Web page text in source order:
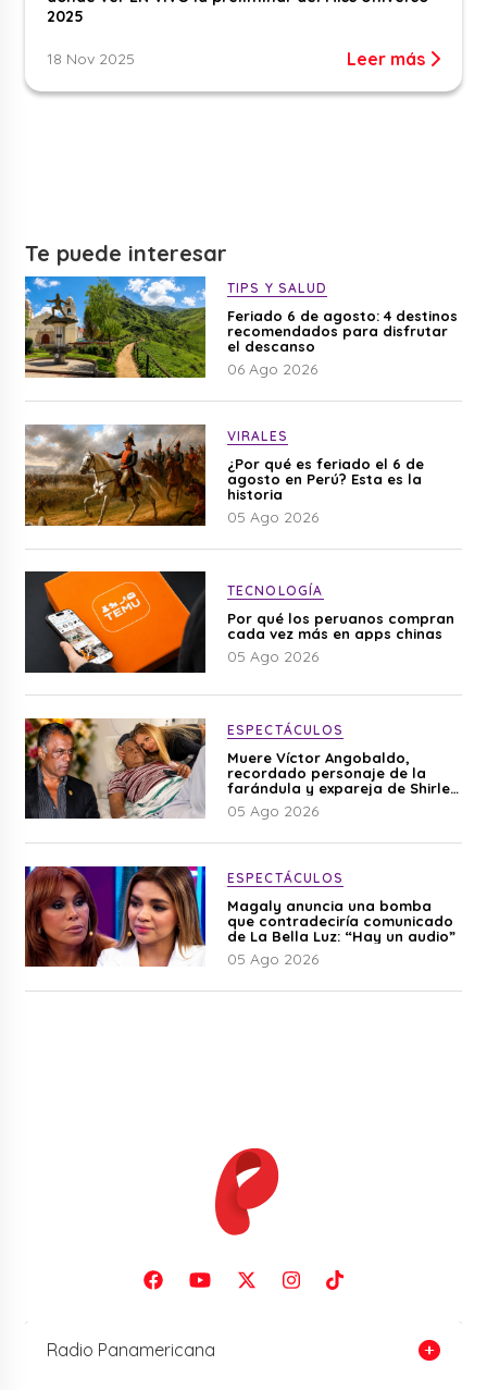
2025
18 Nov 2025 Leer más
Te puede interesar
TIPS Y SALUD
Feriado 6 de agosto: 4 destinos
recomendados para disfrutar
el descanso
06 Ago 2026
VIRALES
¿Por qué es feriado el 6 de
agosto en Perú? Esta es la
historia
05 Ago 2026
TECNOLOGÍA
Por qué los peruanos compran
cada vez más en apps chinas
05 Ago 2026
ESPECTÁCULOS
Muere Víctor Angobaldo,
recordado personaje de la
farándula y expareja de Shirley
Cherres
05 Ago 2026
ESPECTÁCULOS
Magaly anuncia una bomba
que contradeciría comunicado
de La Bella Luz: “Hay un audio”
05 Ago 2026
Radio Panamericana